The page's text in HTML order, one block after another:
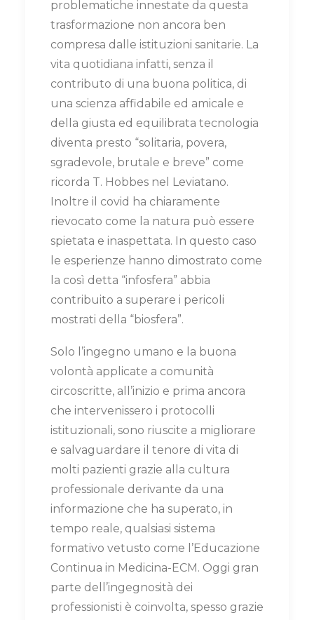
problematiche innestate da questa
trasformazione non ancora ben
compresa dalle istituzioni sanitarie. La
vita quotidiana infatti, senza il
contributo di una buona politica, di
una scienza affidabile ed amicale e
della giusta ed equilibrata tecnologia
diventa presto “solitaria, povera,
sgradevole, brutale e breve” come
ricorda T. Hobbes nel Leviatano.
Inoltre il covid ha chiaramente
rievocato come la natura può essere
spietata e inaspettata. In questo caso
le esperienze hanno dimostrato come
la così detta “infosfera” abbia
contribuito a superare i pericoli
mostrati della “biosfera”.
Solo l’ingegno umano e la buona
volontà applicate a comunità
circoscritte, all’inizio e prima ancora
che intervenissero i protocolli
istituzionali, sono riuscite a migliorare
e salvaguardare il tenore di vita di
molti pazienti grazie alla cultura
professionale derivante da una
informazione che ha superato, in
tempo reale, qualsiasi sistema
formativo vetusto come l’Educazione
Continua in Medicina-ECM. Oggi gran
parte dell’ingegnosità dei
professionisti è coinvolta, spesso grazie